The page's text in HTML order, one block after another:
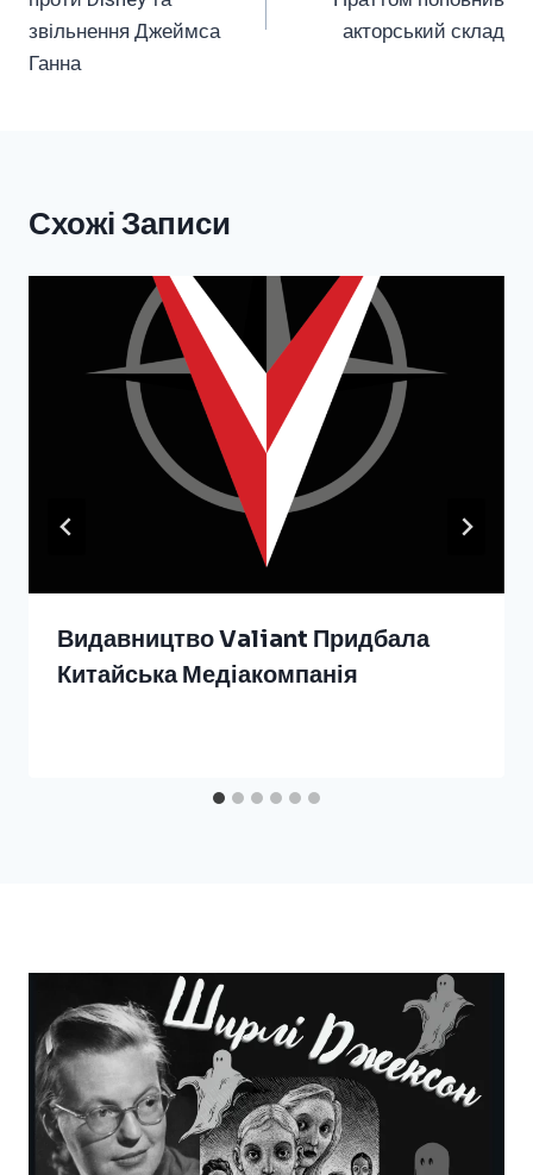
звільнення Джеймса
Ганна
акторський склад
Схожі Записи
Видавництво Valiant Придбала
Китайська Медіакомпанія